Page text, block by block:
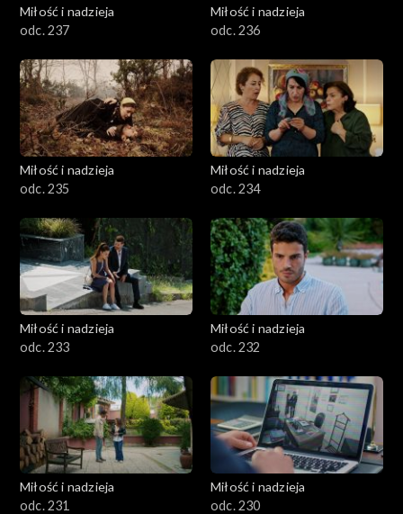
Miłość i nadzieja
odc. 237
Miłość i nadzieja
odc. 236
Miłość i nadzieja
odc. 235
Miłość i nadzieja
odc. 234
Miłość i nadzieja
odc. 233
Miłość i nadzieja
odc. 232
Miłość i nadzieja
odc. 231
Miłość i nadzieja
odc. 230